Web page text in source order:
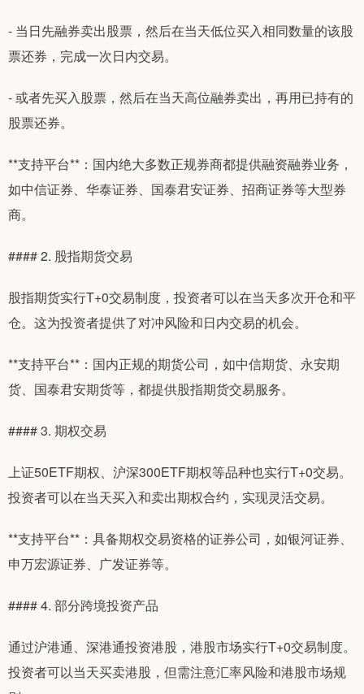
- 当日先融券卖出股票，然后在当天低位买入相同数量的该股
票还券，完成一次日内交易。
- 或者先买入股票，然后在当天高位融券卖出，再用已持有的
股票还券。
**支持平台**：国内绝大多数正规券商都提供融资融券业务，
如中信证券、华泰证券、国泰君安证券、招商证券等大型券
商。
#### 2. 股指期货交易
股指期货实行T+0交易制度，投资者可以在当天多次开仓和平
仓。这为投资者提供了对冲风险和日内交易的机会。
**支持平台**：国内正规的期货公司，如中信期货、永安期
货、国泰君安期货等，都提供股指期货交易服务。
#### 3. 期权交易
上证50ETF期权、沪深300ETF期权等品种也实行T+0交易。
投资者可以在当天买入和卖出期权合约，实现灵活交易。
**支持平台**：具备期权交易资格的证券公司，如银河证券、
申万宏源证券、广发证券等。
#### 4. 部分跨境投资产品
通过沪港通、深港通投资港股，港股市场实行T+0交易制度。
投资者可以当天买卖港股，但需注意汇率风险和港股市场规